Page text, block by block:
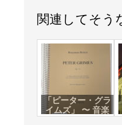
関連してそう
「ピーター・グラ
イムズ」 〜 音楽
稽古